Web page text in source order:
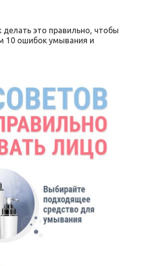
это правильно, чтобы
10 ошибок умывания и